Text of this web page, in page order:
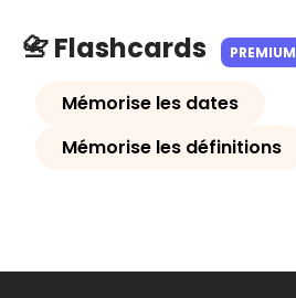
📇 Flashcards PREMIUM
Mémorise les dates
Mémorise les définitions